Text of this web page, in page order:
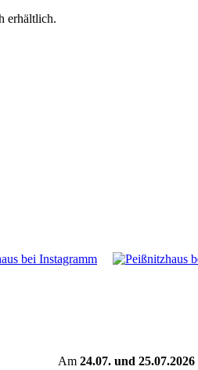
erhältlich.
Am 24.07. und 25.07.2026